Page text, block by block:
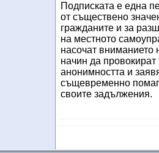
Подписката е една
от съществено
гражданите и за
на местното
насочат вниманието
начин да
анонимността и
същевременно
своите задължения.